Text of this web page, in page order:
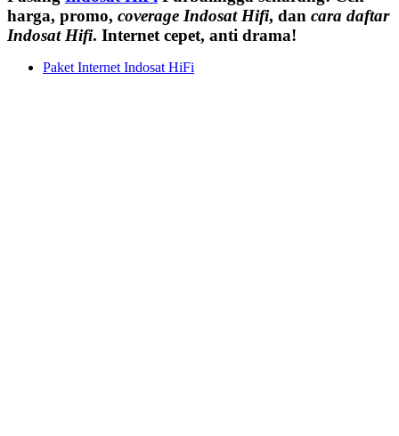
harga, promo, coverage Indosat Hifi, dan cara daftar
Indosat Hifi. Internet cepet, anti drama!
Paket Internet Indosat HiFi